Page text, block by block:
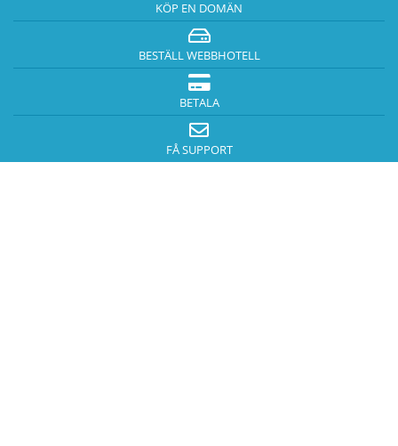
KÖP EN DOMÄN
BESTÄLL WEBBHOTELL
BETALA
FÅ SUPPORT